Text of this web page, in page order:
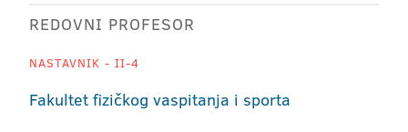
REDOVNI PROFESOR
NASTAVNIK - II-4
Fakultet fizičkog vaspitanja i sporta